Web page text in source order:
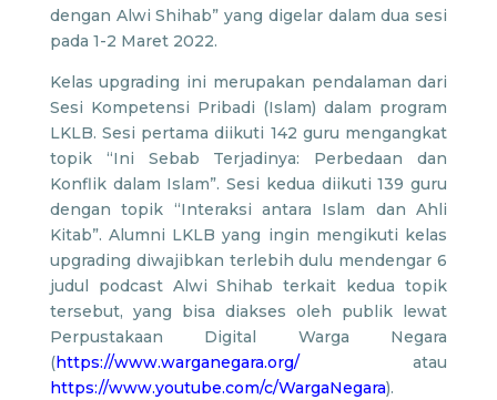
dengan Alwi Shihab” yang digelar dalam dua sesi
pada 1-2 Maret 2022.
Kelas upgrading ini merupakan pendalaman dari
Sesi Kompetensi Pribadi (Islam) dalam program
LKLB. Sesi pertama diikuti 142 guru mengangkat
topik “Ini Sebab Terjadinya: Perbedaan dan
Konflik dalam Islam”. Sesi kedua diikuti 139 guru
dengan topik “Interaksi antara Islam dan Ahli
Kitab”. Alumni LKLB yang ingin mengikuti kelas
upgrading diwajibkan terlebih dulu mendengar 6
judul podcast Alwi Shihab terkait kedua topik
tersebut, yang bisa diakses oleh publik lewat
Perpustakaan Digital Warga Negara
(https://www.warganegara.org/atau
https://www.youtube.com/c/WargaNegara).